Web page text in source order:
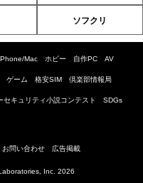
ソフクリ
Mac ホビー 自作PC AV
ゲーム 格安SIM 倶楽部情報局
セキュリティ小説コンテスト SDGs
お問い合わせ 広告掲載
Inc. 2026